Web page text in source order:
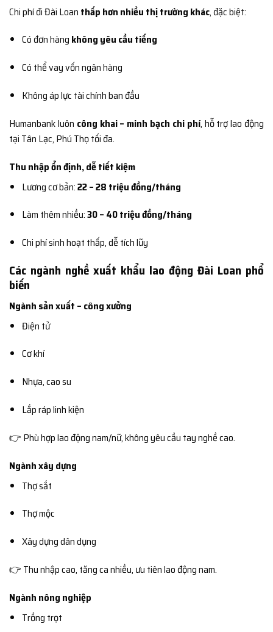
Chi phí đi Đài Loan thấp hơn nhiều thị trường khác, đặc biệt:
Có đơn hàng không yêu cầu tiếng
Có thể vay vốn ngân hàng
Không áp lực tài chính ban đầu
Humanbank luôn công khai – minh bạch chi phí, hỗ trợ lao động
tại Tân Lạc, Phú Thọ tối đa.
Thu nhập ổn định, dễ tiết kiệm
Lương cơ bản:22 – 28 triệu đồng/tháng
Làm thêm nhiều:30 – 40 triệu đồng/tháng
Chi phí sinh hoạt thấp, dễ tích lũy
Các ngành nghề xuất khẩu lao động Đài Loan phổ
biến
Ngành sản xuất – công xưởng
Điện tử
Cơ khí
Nhựa, cao su
Lắp ráp linh kiện
👉 Phù hợp lao động nam/nữ, không yêu cầu tay nghề cao.
Ngành xây dựng
Thợ sắt
Thợ mộc
Xây dựng dân dụng
👉 Thu nhập cao, tăng ca nhiều, ưu tiên lao động nam.
Ngành nông nghiệp
Trồng trọt